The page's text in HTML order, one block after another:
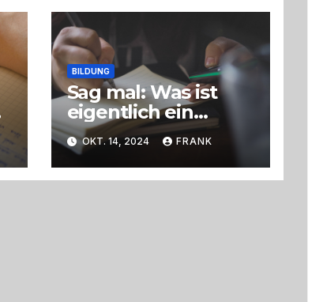
BILDUNG
Sag mal: Was ist
eigentlich ein
Internat?
OKT. 14, 2024 FRANK